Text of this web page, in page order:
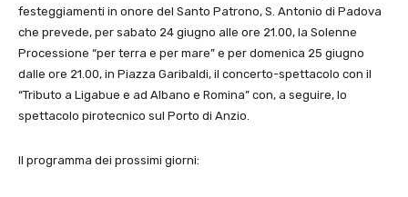
festeggiamenti in onore del Santo Patrono, S. Antonio di Padova
che prevede, per sabato 24 giugno alle ore 21.00, la Solenne
Processione “per terra e per mare” e per domenica 25 giugno
dalle ore 21.00, in Piazza Garibaldi, il concerto-spettacolo con il
“Tributo a Ligabue e ad Albano e Romina” con, a seguire, lo
spettacolo pirotecnico sul Porto di Anzio.
Il programma dei prossimi giorni: